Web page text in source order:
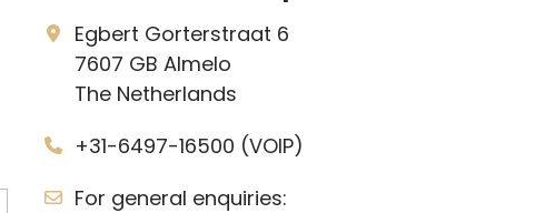
Egbert Gorterstraat 6
7607 GB Almelo
The Netherlands
+31-6497-16500 (VOIP)
For general enquiries: